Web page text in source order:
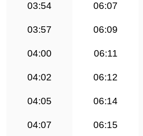
03:54 06:07
03:57 06:09
04:00 06:11
04:02 06:12
04:05 06:14
04:07 06:15